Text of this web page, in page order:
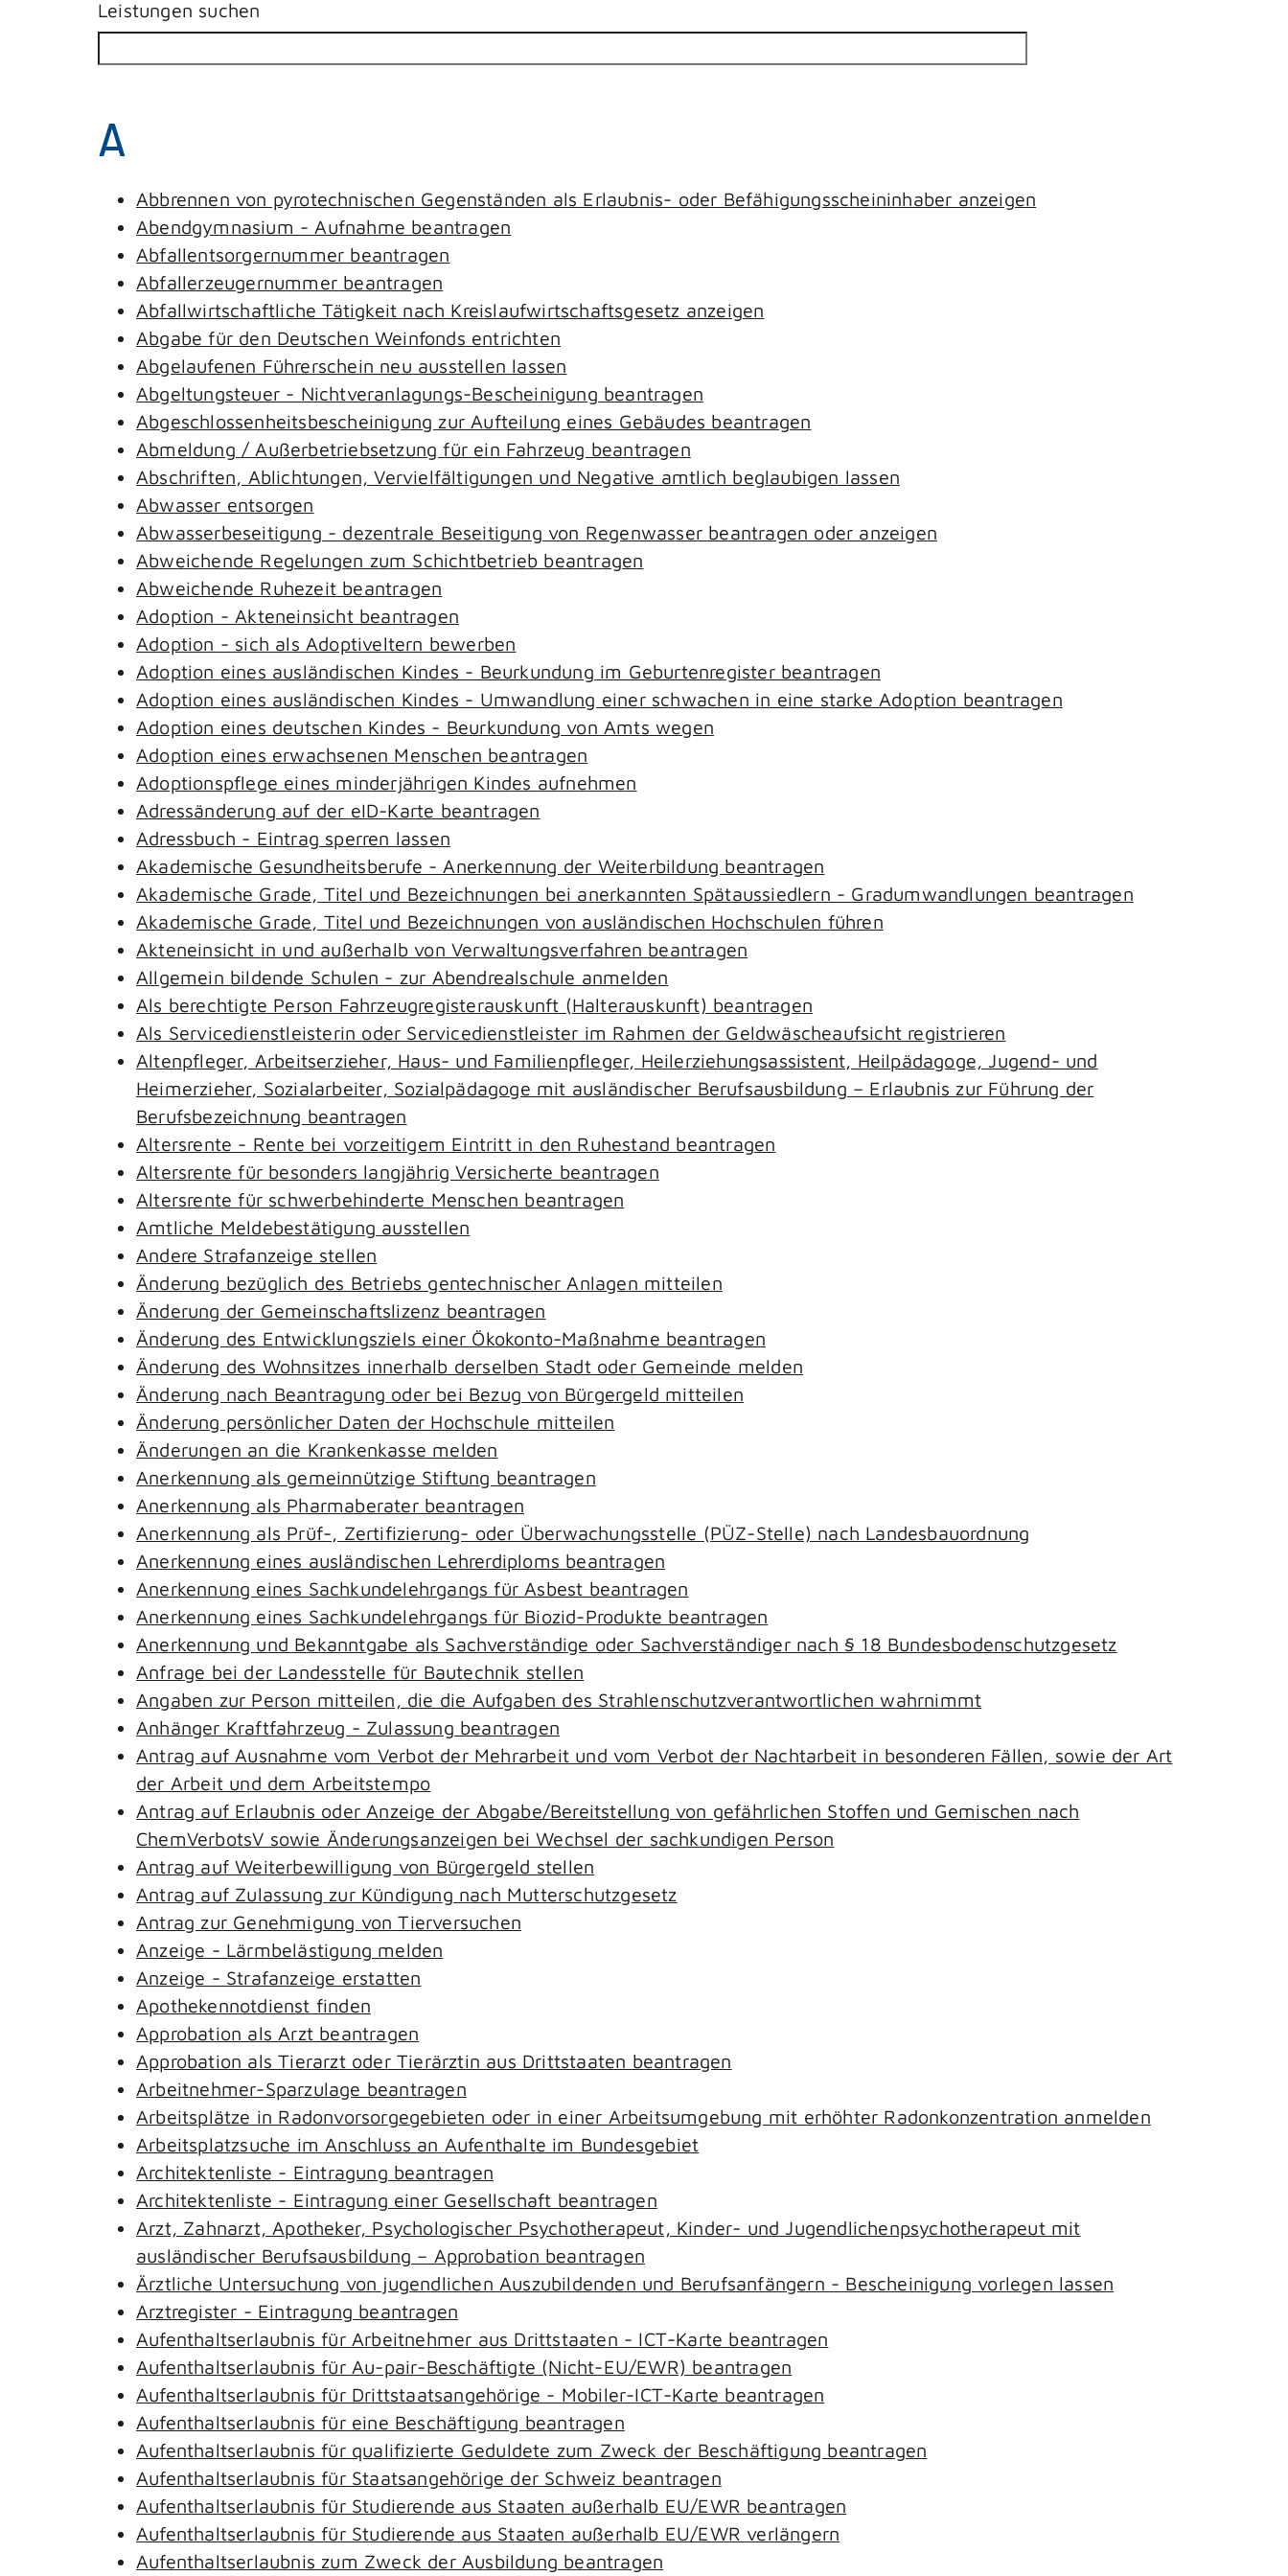
Leistungen suchen
A
Abbrennen von pyrotechnischen Gegenständen als Erlaubnis- oder Befähigungsscheininhaber anzeigen
Abendgymnasium - Aufnahme beantragen
Abfallentsorgernummer beantragen
Abfallerzeugernummer beantragen
Abfallwirtschaftliche Tätigkeit nach Kreislaufwirtschaftsgesetz anzeigen
Abgabe für den Deutschen Weinfonds entrichten
Abgelaufenen Führerschein neu ausstellen lassen
Abgeltungsteuer - Nichtveranlagungs-Bescheinigung beantragen
Abgeschlossenheitsbescheinigung zur Aufteilung eines Gebäudes beantragen
Abmeldung / Außerbetriebsetzung für ein Fahrzeug beantragen
Abschriften, Ablichtungen, Vervielfältigungen und Negative amtlich beglaubigen lassen
Abwasser entsorgen
Abwasserbeseitigung - dezentrale Beseitigung von Regenwasser beantragen oder anzeigen
Abweichende Regelungen zum Schichtbetrieb beantragen
Abweichende Ruhezeit beantragen
Adoption - Akteneinsicht beantragen
Adoption - sich als Adoptiveltern bewerben
Adoption eines ausländischen Kindes - Beurkundung im Geburtenregister beantragen
Adoption eines ausländischen Kindes - Umwandlung einer schwachen in eine starke Adoption beantragen
Adoption eines deutschen Kindes - Beurkundung von Amts wegen
Adoption eines erwachsenen Menschen beantragen
Adoptionspflege eines minderjährigen Kindes aufnehmen
Adressänderung auf der eID-Karte beantragen
Adressbuch - Eintrag sperren lassen
Akademische Gesundheitsberufe - Anerkennung der Weiterbildung beantragen
Akademische Grade, Titel und Bezeichnungen bei anerkannten Spätaussiedlern - Gradumwandlungen beantragen
Akademische Grade, Titel und Bezeichnungen von ausländischen Hochschulen führen
Akteneinsicht in und außerhalb von Verwaltungsverfahren beantragen
Allgemein bildende Schulen - zur Abendrealschule anmelden
Als berechtigte Person Fahrzeugregisterauskunft (Halterauskunft) beantragen
Als Servicedienstleisterin oder Servicedienstleister im Rahmen der Geldwäscheaufsicht registrieren
Altenpfleger, Arbeitserzieher, Haus- und Familienpfleger, Heilerziehungsassistent, Heilpädagoge, Jugend- und
Heimerzieher, Sozialarbeiter, Sozialpädagoge mit ausländischer Berufsausbildung – Erlaubnis zur Führung der
Berufsbezeichnung beantragen
Altersrente - Rente bei vorzeitigem Eintritt in den Ruhestand beantragen
Altersrente für besonders langjährig Versicherte beantragen
Altersrente für schwerbehinderte Menschen beantragen
Amtliche Meldebestätigung ausstellen
Andere Strafanzeige stellen
Änderung bezüglich des Betriebs gentechnischer Anlagen mitteilen
Änderung der Gemeinschaftslizenz beantragen
Änderung des Entwicklungsziels einer Ökokonto-Maßnahme beantragen
Änderung des Wohnsitzes innerhalb derselben Stadt oder Gemeinde melden
Änderung nach Beantragung oder bei Bezug von Bürgergeld mitteilen
Änderung persönlicher Daten der Hochschule mitteilen
Änderungen an die Krankenkasse melden
Anerkennung als gemeinnützige Stiftung beantragen
Anerkennung als Pharmaberater beantragen
Anerkennung als Prüf-, Zertifizierung- oder Überwachungsstelle (PÜZ-Stelle) nach Landesbauordnung
Anerkennung eines ausländischen Lehrerdiploms beantragen
Anerkennung eines Sachkundelehrgangs für Asbest beantragen
Anerkennung eines Sachkundelehrgangs für Biozid-Produkte beantragen
Anerkennung und Bekanntgabe als Sachverständige oder Sachverständiger nach § 18 Bundesbodenschutzgesetz
Anfrage bei der Landesstelle für Bautechnik stellen
Angaben zur Person mitteilen, die die Aufgaben des Strahlenschutzverantwortlichen wahrnimmt
Anhänger Kraftfahrzeug - Zulassung beantragen
Antrag auf Ausnahme vom Verbot der Mehrarbeit und vom Verbot der Nachtarbeit in besonderen Fällen, sowie der Art
der Arbeit und dem Arbeitstempo
Antrag auf Erlaubnis oder Anzeige der Abgabe/Bereitstellung von gefährlichen Stoffen und Gemischen nach
ChemVerbotsV sowie Änderungsanzeigen bei Wechsel der sachkundigen Person
Antrag auf Weiterbewilligung von Bürgergeld stellen
Antrag auf Zulassung zur Kündigung nach Mutterschutzgesetz
Antrag zur Genehmigung von Tierversuchen
Anzeige - Lärmbelästigung melden
Anzeige - Strafanzeige erstatten
Apothekennotdienst finden
Approbation als Arzt beantragen
Approbation als Tierarzt oder Tierärztin aus Drittstaaten beantragen
Arbeitnehmer-Sparzulage beantragen
Arbeitsplätze in Radonvorsorgegebieten oder in einer Arbeitsumgebung mit erhöhter Radonkonzentration anmelden
Arbeitsplatzsuche im Anschluss an Aufenthalte im Bundesgebiet
Architektenliste - Eintragung beantragen
Architektenliste - Eintragung einer Gesellschaft beantragen
Arzt, Zahnarzt, Apotheker, Psychologischer Psychotherapeut, Kinder- und Jugendlichenpsychotherapeut mit
ausländischer Berufsausbildung – Approbation beantragen
Ärztliche Untersuchung von jugendlichen Auszubildenden und Berufsanfängern - Bescheinigung vorlegen lassen
Arztregister - Eintragung beantragen
Aufenthaltserlaubnis für Arbeitnehmer aus Drittstaaten - ICT-Karte beantragen
Aufenthaltserlaubnis für Au-pair-Beschäftigte (Nicht-EU/EWR) beantragen
Aufenthaltserlaubnis für Drittstaatsangehörige - Mobiler-ICT-Karte beantragen
Aufenthaltserlaubnis für eine Beschäftigung beantragen
Aufenthaltserlaubnis für qualifizierte Geduldete zum Zweck der Beschäftigung beantragen
Aufenthaltserlaubnis für Staatsangehörige der Schweiz beantragen
Aufenthaltserlaubnis für Studierende aus Staaten außerhalb EU/EWR beantragen
Aufenthaltserlaubnis für Studierende aus Staaten außerhalb EU/EWR verlängern
Aufenthaltserlaubnis zum Zweck der Ausbildung beantragen